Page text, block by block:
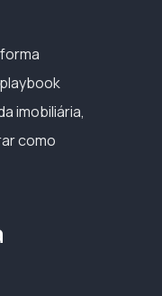
imobiliária,
como